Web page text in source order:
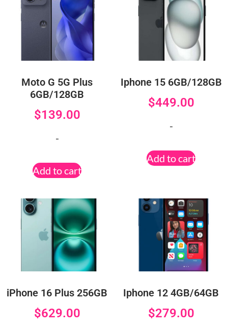
Moto G 5G Plus
6GB/128GB
$139.00
-
Add to cart
Iphone 15 6GB/128GB
$449.00
-
Add to cart
iPhone 16 Plus 256GB
$629.00
Iphone 12 4GB/64GB
$279.00